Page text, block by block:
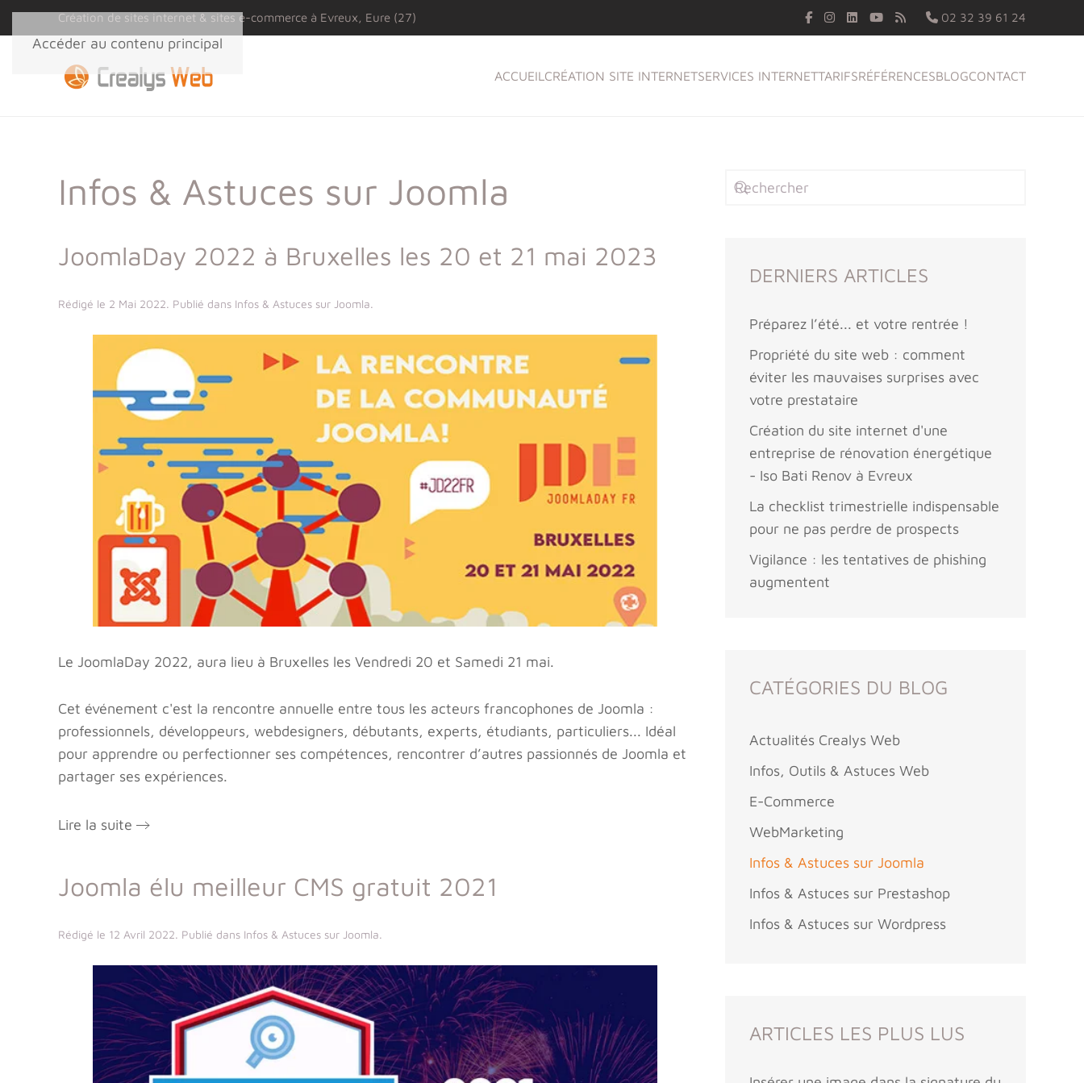
Accéder au contenu principal
Création de sites internet & sites e-commerce à Evreux, Eure (27) 02 32 39 61 24
ACCUEIL CRÉATION SITE INTERNETSERVICES INTERNETTARIFSRÉFÉRENCESBLOGCONTACT
Infos & Astuces sur Joomla
JoomlaDay 2022 à Bruxelles les 20 et 21 mai 2023
Rédigé le 2 Mai 2022. Publié dans Infos & Astuces sur Joomla.
Le JoomlaDay 2022, aura lieu à Bruxelles les Vendredi 20 et Samedi 21 mai.
Cet événement c'est la rencontre annuelle entre tous les acteurs francophones de Joomla :
professionnels, développeurs, webdesigners, débutants, experts, étudiants, particuliers... Idéal
pour apprendre ou perfectionner ses compétences, rencontrer d’autres passionnés de Joomla et
partager ses expériences.
Lire la suite
Joomla élu meilleur CMS gratuit 2021
Rédigé le 12 Avril 2022. Publié dans Infos & Astuces sur Joomla.
DERNIERS ARTICLES
Préparez l’été... et votre rentrée !
Propriété du site web : comment
éviter les mauvaises surprises avec
votre prestataire
Création du site internet d'une
entreprise de rénovation énergétique
- Iso Bati Renov à Evreux
La checklist trimestrielle indispensable
pour ne pas perdre de prospects
Vigilance : les tentatives de phishing
augmentent
CATÉGORIES DU BLOG
Actualités Crealys Web
Infos, Outils & Astuces Web
E-Commerce
WebMarketing
Infos & Astuces sur Joomla
Infos & Astuces sur Prestashop
Infos & Astuces sur Wordpress
ARTICLES LES PLUS LUS
Panneau de gestion des cookies